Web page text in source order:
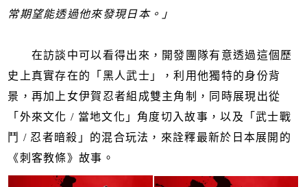
常期望能透過他來發現日本。」
在訪談中可以看得出來，開發團隊有意透過這個歷
史上真實存在的「黑人武士」，利用他獨特的身份背
景，再加上女伊賀忍者組成雙主角制，同時展現出從
「外來文化 / 當地文化」角度切入故事，以及「武士戰
鬥 / 忍者暗殺」的混合玩法，來詮釋最新於日本展開的
《刺客教條》故事。